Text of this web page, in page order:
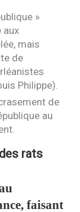
»
aux
mais
de
Philippe).
de
au
rats
faisant